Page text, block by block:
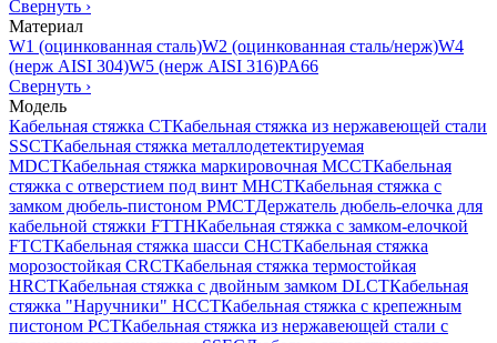
Свернуть ›
Материал
W1 (оцинкованная сталь)W2 (оцинкованная сталь/нерж)W4
(нерж AISI 304)W5 (нерж AISI 316)PA66
Свернуть ›
Модель
Кабельная стяжка CTКабельная стяжка из нержавеющей стали
SSCTКабельная стяжка металлодетектируемая
MDCTКабельная стяжка маркировочная MCCTКабельная
стяжка с отверстием под винт MHCTКабельная стяжка с
замком дюбель-пистоном PMCTДержатель дюбель-елочка для
кабельной стяжки FTTHКабельная стяжка c замком-елочкой
FTCTКабельная стяжка шасси CHCTКабельная стяжка
морозостойкая CRCTКабельная стяжка термостойкая
HRCTКабельная стяжка с двойным замком DLCTКабельная
стяжка "Наручники" HCCTКабельная стяжка с крепежным
пистоном PCTКабельная стяжка из нержавеющей стали с